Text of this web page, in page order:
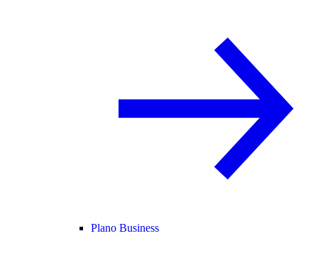
Plano Business